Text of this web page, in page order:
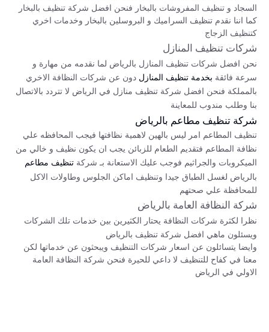
السجاد و تنظيف المفروشات بالبخار فنحن افضل شركة تنظيف بالبخار
كما اننا نقدم تنظيف السراميك و البروسلين بالبخار وخدمات اخري
كتنظيف الزجاج
شركات تنظيف المنازل
نحن افضل شركات تنظيف المنازل بالرياض لما نقدمه من مهارة و
سرعة فائقة بخدمة تنظيف المنازل دون عن شركات النظافة الاخري
بالمملكة فنحن افضل شركة تنظيف منازل في الرياض لا تتردد بالاتصال
بنا وطلب مندوب للمعاينة
شركة تنظيف مطاعم بالرياض
تنظيف المطاعم امر ليس بالهين لاهمية نظافتها فيجب المحافظه علي
نظافة المطاعم فتقديم الطعام للزبائن يجب ان يكون نظيف و خالي من
الميكروبات والجراثيم فوجب عليك الاستعانة بـ شركة تنظيف مطاعم
بالرياض لغسل الطباق جيدا وتنظيف اماكن الجلوس وطاولات الاكل
للمحافظة علي صحتهم
شركة النظافة العامة بالرياض
نظرا لكثرة شركات النظافة يحتار الكثيرين بين خدمات تلك الشركات
ويسئلون ماهي افضل شركة تنظيف بالرياض
وايضا يتسائلون عن اسعار شركات التنظيف ويبحثون عن خدماتها لكن
معنا في كفاح للتنظيف لا داعي للحيرة فنحن شركة النظافة العامة
الاولي في الرياض